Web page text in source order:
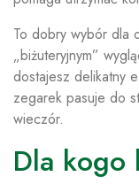
To dobry wybór dla
„biżuteryjnym”
dostajesz delikatny
zegarek pasuje do
wieczór.
Dla kogo